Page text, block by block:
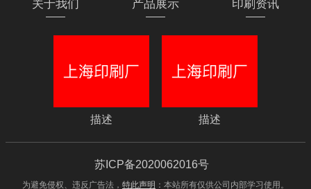
关于我们 产品展示 印刷资讯
描述 描述
苏ICP备2020062016号
为避免侵权、违反广告法， 特此声明 ：本站所有仅供公司内部学习使用。